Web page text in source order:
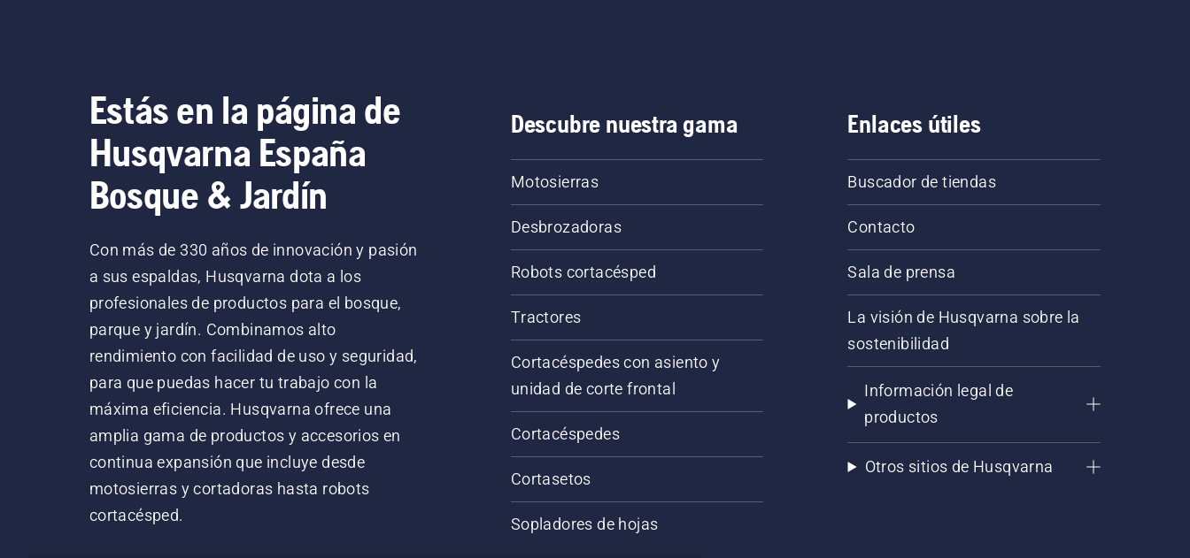
Estás en la página de
Husqvarna España
Bosque & Jardín
Con más de 330 años de innovación y pasión
a sus espaldas, Husqvarna dota a los
profesionales de productos para el bosque,
parque y jardín. Combinamos alto
rendimiento con facilidad de uso y seguridad,
para que puedas hacer tu trabajo con la
máxima eficiencia. Husqvarna ofrece una
amplia gama de productos y accesorios en
continua expansión que incluye desde
motosierras y cortadoras hasta robots
cortacésped.
Descubre nuestra gama
Motosierras
Desbrozadoras
Robots cortacésped
Tractores
Cortacéspedes con asiento y
unidad de corte frontal
Cortacéspedes
Cortasetos
Sopladores de hojas
Enlaces útiles
Buscador de tiendas
Contacto
Sala de prensa
La visión de Husqvarna sobre la
sostenibilidad
Información legal de
productos
Otros sitios de Husqvarna